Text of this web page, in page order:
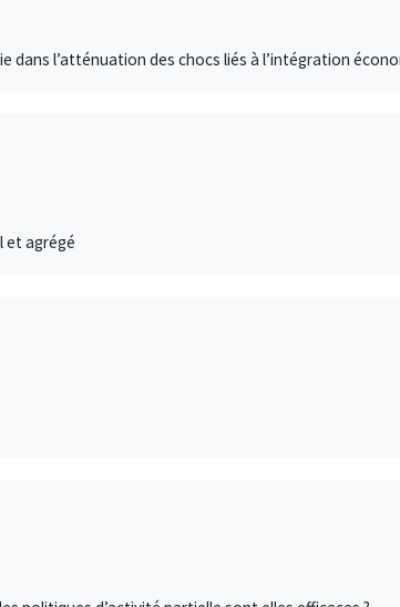
dans l’atténuation des chocs liés à l’intégration
et agrégé